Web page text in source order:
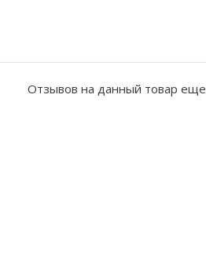
Отзывов на данный товар еще